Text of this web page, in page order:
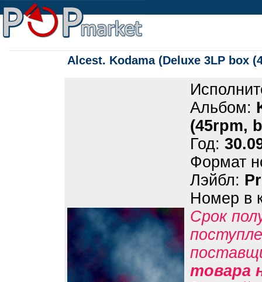
Alcest. Kodama (Deluxe 3LP box
Альбом:
(45rpm,
Год:
Формат
Лэйбл:
Номер в
Срок
товара